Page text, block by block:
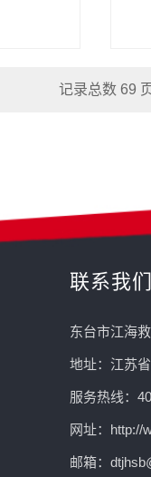
记录总数 69
联系我们
东台市江海
地址：江苏
服务热线：
网址：http://
邮箱：